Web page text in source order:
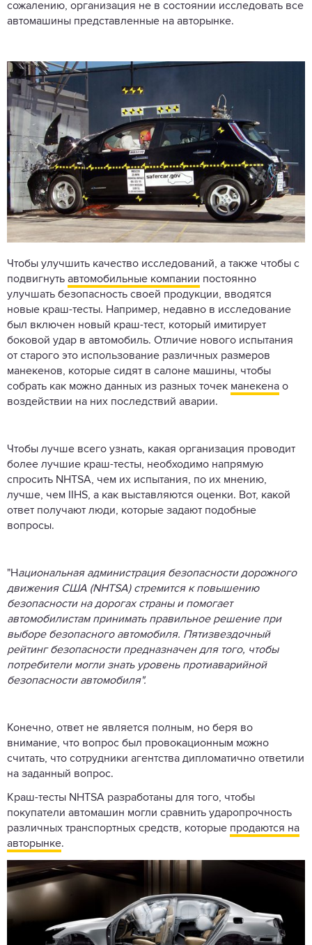
сожалению, организация не в состоянии исследовать все
автомашины представленные на авторынке.
Чтобы улучшить качество исследований, а также чтобы с
подвигнуть автомобильные компании постоянно
улучшать безопасность своей продукции, вводятся
новые краш-тесты. Например, недавно в исследование
был включен новый краш-тест, который имитирует
боковой удар в автомобиль. Отличие нового испытания
от старого это использование различных размеров
манекенов, которые сидят в салоне машины, чтобы
собрать как можно данных из разных точек манекена о
воздействии на них последствий аварии.
Чтобы лучше всего узнать, какая организация проводит
более лучшие краш-тесты, необходимо напрямую
спросить NHTSA, чем их испытания, по их мнению,
лучше, чем IIHS, а как выставляются оценки. Вот, какой
ответ получают люди, которые задают подобные
вопросы.
"Национальная администрация безопасности дорожного
движения США (NHTSA) стремится к повышению
безопасности на дорогах страны и помогает
автомобилистам принимать правильное решение при
выборе безопасного автомобиля. Пятизвездочный
рейтинг безопасности предназначен для того, чтобы
потребители могли знать уровень протиаварийной
безопасности автомобиля".
Конечно, ответ не является полным, но беря во
внимание, что вопрос был провокационным можно
считать, что сотрудники агентства дипломатично ответили
на заданный вопрос.
Краш-тесты NHTSA разработаны для того, чтобы
покупатели автомашин могли сравнить ударопрочность
различных транспортных средств, которые продаются на
авторынке.